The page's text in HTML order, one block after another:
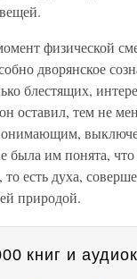
физической
дворянское
блестящих,
оставил, тем не
была им понята,
то есть духа,
природой.
книг и